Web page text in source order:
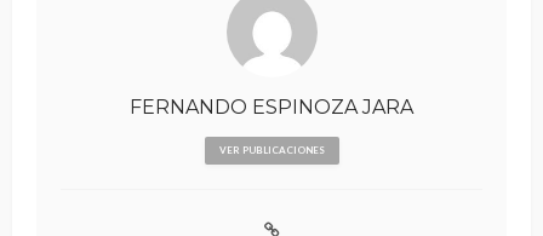
FERNANDO ESPINOZA JARA
VER PUBLICACIONES